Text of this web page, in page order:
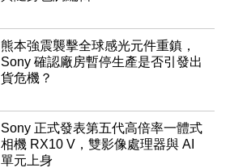
熊本強震襲擊全球感光元件重鎮，
Sony 確認廠房暫停生產是否引發出
貨危機？
Sony 正式發表第五代高倍率一體式
相機 RX10 V，雙影像處理器與 AI
單元上身